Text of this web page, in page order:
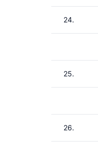
24.
25.
26.